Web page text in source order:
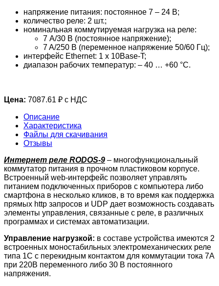
напряжение питания: постоянное 7 – 24 B;
количество реле: 2 шт.;
номинальная коммутируемая нагрузка на реле:
7 А/30 B (постоянное напряжение);
7 A/250 B (переменное напряжение 50/60 Гц);
интерфейс Ethernet: 1 x 10Base-T;
диапазон рабочих температур: – 40 … +60 °C.
Цена: 7087.61 ₽ с НДС
Описание
Характеристика
Файлы для скачивания
Отзывы
Интернет реле RODOS-9 – многофункциональный
коммутатор питания в прочном пластиковом корпусе.
Встроенный web-интерфейс позволяет управлять
питанием подключенных приборов с компьютера либо
смартфона в несколько кликов, в то время как поддержка
прямых http запросов и UDP дает возможность создавать
элементы управления, связанные с реле, в различных
программах и системах автоматизации.
Управление нагрузкой: в составе устройства имеются 2
встроенных моностабильных электромеханических реле
типа 1С с перекидным контактом для коммутации тока 7A
при 220В переменного либо 30 В постоянного
напряжения.